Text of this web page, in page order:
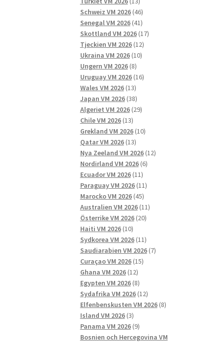
produkter
Schweiz VM 2026 4646
produkter
Senegal VM 2026 4141
produkter
Skottland VM 2026 1717
Tjeckien VM 2026 1212
produkter
Ukraina VM 2026 1010
Ungern VM 2026 88
produkter
Uruguay VM 2026 1616
Wales VM 2026 1313
produkter
Japan VM 2026 3838
produkter
Algeriet VM 2026 2929
Chile VM 2026 1313
produkter
Grekland VM 2026 1010
Qatar VM 2026 1313
produkter
Nya Zeeland VM 2026 1212
Nordirland VM 2026 66
Ecuador VM 2026 1111
produkter
Paraguay VM 2026 1111
Marocko VM 2026 4545
produkter
Australien VM 2026 1111
Österrike VM 2026 2020
Haiti VM 2026 1010
produkter
Sydkorea VM 2026 1111
produkter
Saudiarabien VM 2026 77
Curaçao VM 2026 1515
Ghana VM 2026 1212
produkter
Egypten VM 2026 88
produkter
Sydafrika VM 2026 1212
produkter
Elfenbenskusten VM 2026 88
Island VM 2026 33
produkter
Panama VM 2026 99
produkter
Bosnien och Hercegovina VM